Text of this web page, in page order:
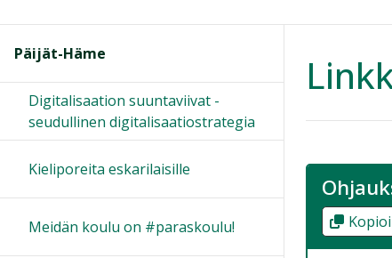
Kopioi
Päijät-Häme
Digitalisaation suuntaviivat -
seudullinen digitalisaatiostrategia
Kieliporeita eskarilaisille
Meidän koulu on #paraskoulu!